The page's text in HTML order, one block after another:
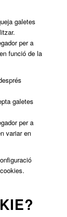
galetes
per a
funció de la
galetes
per a
variar en